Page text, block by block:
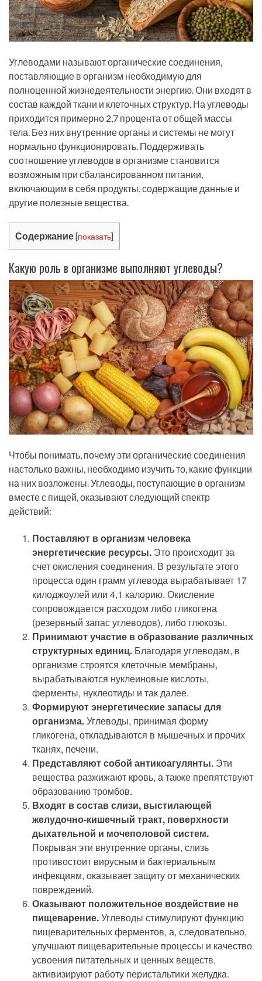
Углеводами называют органические соединения,
поставляющие в организм необходимую для
полноценной жизнедеятельности энергию. Они входят в
состав каждой ткани и клеточных структур. На углеводы
приходится примерно 2,7 процента от общей массы
тела. Без них внутренние органы и системы не могут
нормально функционировать. Поддерживать
соотношение углеводов в организме становится
возможным при сбалансированном питании,
включающим в себя продукты, содержащие данные и
другие полезные вещества.
Содержание [показать]
Какую роль в организме выполняют углеводы?
Чтобы понимать, почему эти органические соединения
настолько важны, необходимо изучить то, какие функции
на них возложены. Углеводы, поступающие в организм
вместе с пищей, оказывают следующий спектр
действий:
Поставляют в организм человека
энергетические ресурсы. Это происходит за
счет окисления соединения. В результате этого
процесса один грамм углевода вырабатывает 17
килоджоулей или 4,1 калорию. Окисление
сопровождается расходом либо гликогена
(резервный запас углеводов), либо глюкозы.
Принимают участие в образование различных
структурных единиц. Благодаря углеводам, в
организме строятся клеточные мембраны,
вырабатываются нуклеиновые кислоты,
ферменты, нуклеотиды и так далее.
Формируют энергетические запасы для
организма.Углеводы, принимая форму
гликогена, откладываются в мышечных и прочих
тканях, печени.
Представляют собой антикоагулянты. Эти
вещества разжижают кровь, а также препятствуют
образованию тромбов.
Входят в состав слизи, выстилающей
желудочно-кишечный тракт, поверхности
дыхательной и мочеполовой систем.
Покрывая эти внутренние органы, слизь
противостоит вирусным и бактериальным
инфекциям, оказывает защиту от механических
повреждений.
Оказывают положительное воздействие не
пищеварение.Углеводы стимулируют функцию
пищеварительных ферментов, а, следовательно,
улучшают пищеварительные процессы и качество
усвоения питательных и ценных веществ,
активизируют работу перистальтики желудка.